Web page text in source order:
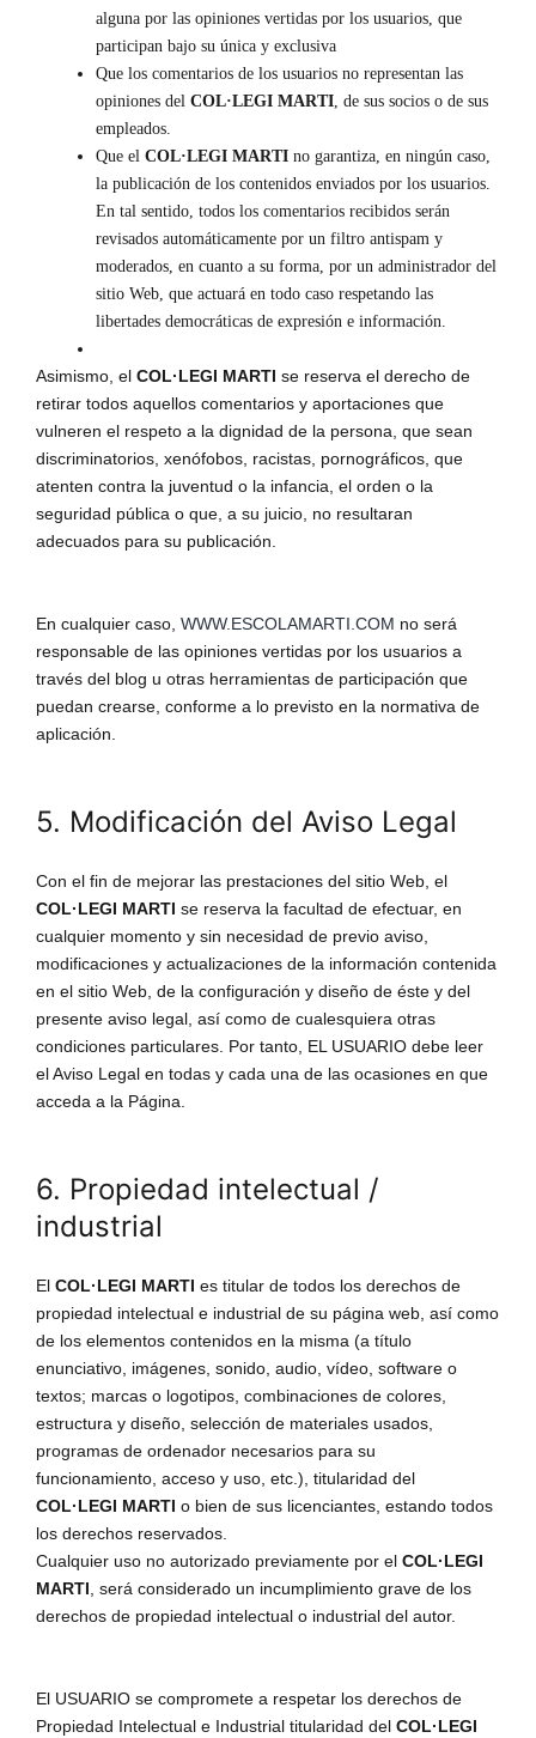
alguna por las opiniones vertidas por los usuarios, que
participan bajo su única y exclusiva
Que los comentarios de los usuarios no representan las
opiniones del COL·LEGI MARTI, de sus socios o de sus
empleados.
Que el COL·LEGI MARTI no garantiza, en ningún caso,
la publicación de los contenidos enviados por los usuarios.
En tal sentido, todos los comentarios recibidos serán
revisados automáticamente por un filtro antispam y
moderados, en cuanto a su forma, por un administrador del
sitio Web, que actuará en todo caso respetando las
libertades democráticas de expresión e información.
Asimismo, el COL·LEGI MARTI se reserva el derecho de
retirar todos aquellos comentarios y aportaciones que
vulneren el respeto a la dignidad de la persona, que sean
discriminatorios, xenófobos, racistas, pornográficos, que
atenten contra la juventud o la infancia, el orden o la
seguridad pública o que, a su juicio, no resultaran
adecuados para su publicación.
En cualquier caso, WWW.ESCOLAMARTI.COM no será
responsable de las opiniones vertidas por los usuarios a
través del blog u otras herramientas de participación que
puedan crearse, conforme a lo previsto en la normativa de
aplicación.
5. Modificación del Aviso Legal
Con el fin de mejorar las prestaciones del sitio Web, el
COL·LEGI MARTI se reserva la facultad de efectuar, en
cualquier momento y sin necesidad de previo aviso,
modificaciones y actualizaciones de la información contenida
en el sitio Web, de la configuración y diseño de éste y del
presente aviso legal, así como de cualesquiera otras
condiciones particulares. Por tanto, EL USUARIO debe leer
el Aviso Legal en todas y cada una de las ocasiones en que
acceda a la Página.
6. Propiedad intelectual /
industrial
El COL·LEGI MARTI es titular de todos los derechos de
propiedad intelectual e industrial de su página web, así como
de los elementos contenidos en la misma (a título
enunciativo, imágenes, sonido, audio, vídeo, software o
textos; marcas o logotipos, combinaciones de colores,
estructura y diseño, selección de materiales usados,
programas de ordenador necesarios para su
funcionamiento, acceso y uso, etc.), titularidad del
COL·LEGI MARTI o bien de sus licenciantes, estando todos
los derechos reservados.
Cualquier uso no autorizado previamente por el COL·LEGI
MARTI , será considerado un incumplimiento grave de los
derechos de propiedad intelectual o industrial del autor.
El USUARIO se compromete a respetar los derechos de
Propiedad Intelectual e Industrial titularidad del COL·LEGI